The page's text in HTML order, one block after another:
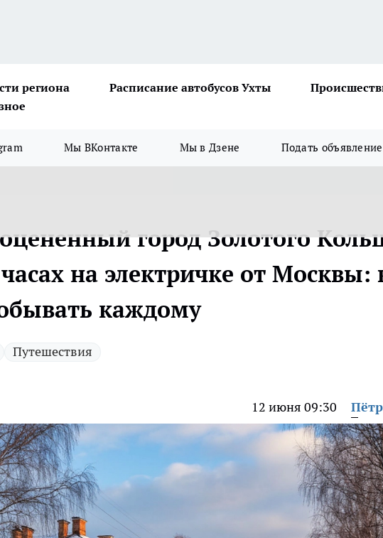
региона Расписание автобусов Ухты
Мы ВКонтакте Мы в Дзене Подать объявление
город Золотого
часах на электричке от Москвы:
каждому
Путешествия
12 июня 09:30